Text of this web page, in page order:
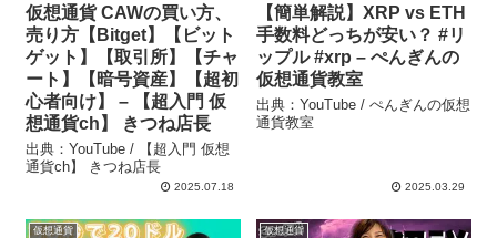
仮想通貨 CAWの買い方、
売り方【Bitget】【ビット
ゲット】【取引所】【チャ
ート】【暗号資産】【超初
心者向け】 – 【超入門 仮
想通貨ch】 きつね店長
出典：YouTube / 【超入門 仮想
通貨ch】 きつね店長
2025.07.18
【簡単解説】XRP vs ETH
手数料どっちが安い？ #リ
ップル #xrp – ぺんぎんの
仮想通貨教室
出典：YouTube / ぺんぎんの仮想
通貨教室
2025.03.29
仮想通貨 仮想通貨